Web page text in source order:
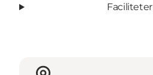
Faciliteter